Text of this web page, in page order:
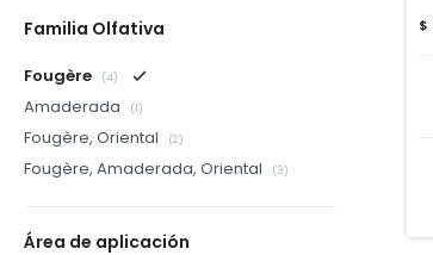
$
Familia Olfativa
Fougère (4)
Amaderada (1)
Fougère, Oriental (2)
Fougère, Amaderada, Oriental (3)
Área de aplicación